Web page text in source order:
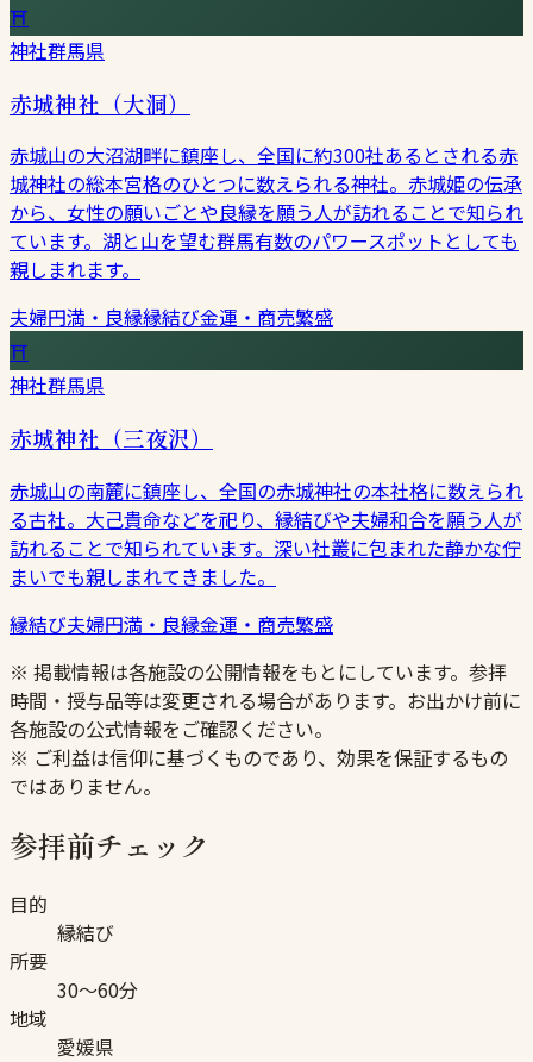
⛩
神社群馬県
赤城神社（大洞）
赤城山の大沼湖畔に鎮座し、全国に約300社あるとされる赤
城神社の総本宮格のひとつに数えられる神社。赤城姫の伝承
から、女性の願いごとや良縁を願う人が訪れることで知られ
ています。湖と山を望む群馬有数のパワースポットとしても
親しまれます。
夫婦円満・良縁縁結び金運・商売繁盛
⛩
神社群馬県
赤城神社（三夜沢）
赤城山の南麓に鎮座し、全国の赤城神社の本社格に数えられ
る古社。大己貴命などを祀り、縁結びや夫婦和合を願う人が
訪れることで知られています。深い社叢に包まれた静かな佇
まいでも親しまれてきました。
縁結び夫婦円満・良縁金運・商売繁盛
※ 掲載情報は各施設の公開情報をもとにしています。参拝
時間・授与品等は変更される場合があります。お出かけ前に
各施設の公式情報をご確認ください。
※ ご利益は信仰に基づくものであり、効果を保証するもの
ではありません。
参拝前チェック
目的
縁結び
所要
30〜60分
地域
愛媛県